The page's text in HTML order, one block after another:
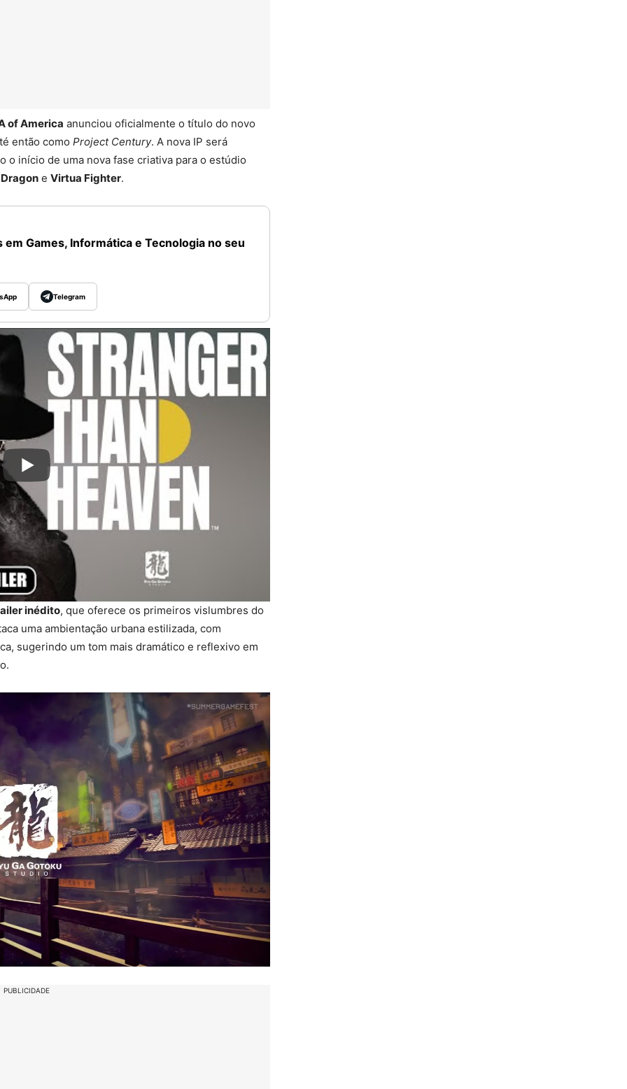
of America anunciou oficialmente o título do novo
então como Project Century. A nova IP será
o início de uma nova fase criativa para o estúdio
e Virtua Fighter.
Games, Informática e Tecnologia no seu
Telegram
inédito, que oferece os primeiros vislumbres do
uma ambientação urbana estilizada, com
sugerindo um tom mais dramático e reflexivo em
PUBLICIDADE